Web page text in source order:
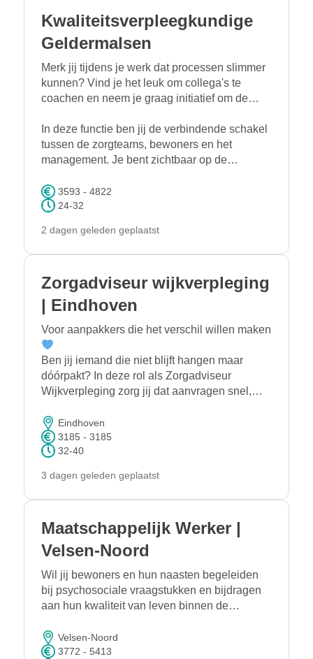
Kwaliteitsverpleegkundige
Geldermalsen
Merk jij tijdens je werk dat processen slimmer
kunnen? Vind je het leuk om collega's te
coachen en neem je graag initiatief om de
tillen? Dan voel jij je als
kwaliteitsverpleegkundige helemaal op je
plek.
In deze functie ben jij de verbindende schakel
tussen de zorgteams, bewoners en het
management. Je bent zichtbaar op de
ontwikkeling en zorgt ervoor dat kwaliteit niet
alleen op papier staat, maar iedere dag wordt
3593 - 4822
24-32
2 dagen geleden geplaatst
Zorgadviseur wijkverpleging
| Eindhoven
Voor aanpakkers die het verschil willen maken
Ben jij iemand die niet blijft hangen maar
dóórpakt? In deze rol als Zorgadviseur
Wijkverpleging zorg jij dat aanvragen snel,
houdt overzicht, schakelt snel en zorgt dat
mensen de juiste zorg krijgen
Eindhoven
3185 - 3185
32-40
3 dagen geleden geplaatst
Maatschappelijk Werker |
Velsen-Noord
Wil jij bewoners en hun naasten begeleiden
bij psychosociale vraagstukken en bijdragen
aan hun kwaliteit van leven binnen de
kans om zelfstandig te werken binnen een
multidisciplinair team en een belangrijke rol te
Velsen-Noord
3772 - 5413